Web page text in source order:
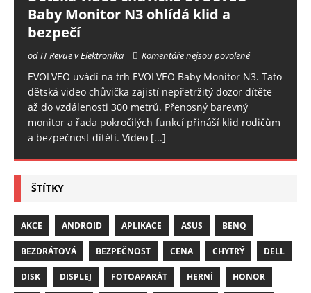
Baby Monitor N3 ohlídá klid a
bezpečí
od IT Revue v Elektronika Komentáře nejsou povolené
EVOLVEO uvádí na trh EVOLVEO Baby Monitor N3. Tato
dětská video chůvička zajistí nepřetržitý dozor dítěte
až do vzdálenosti 300 metrů. Přenosný barevný
monitor a řada pokročilých funkcí přináší klid rodičům
a bezpečnost dítěti. Video [...]
ŠTÍTKY
AKCE ANDROID APLIKACE ASUS BENQ
BEZDRÁTOVÁ BEZPEČNOST CENA CHYTRÝ DELL
DISK DISPLEJ FOTOAPARÁT HERNÍ HONOR